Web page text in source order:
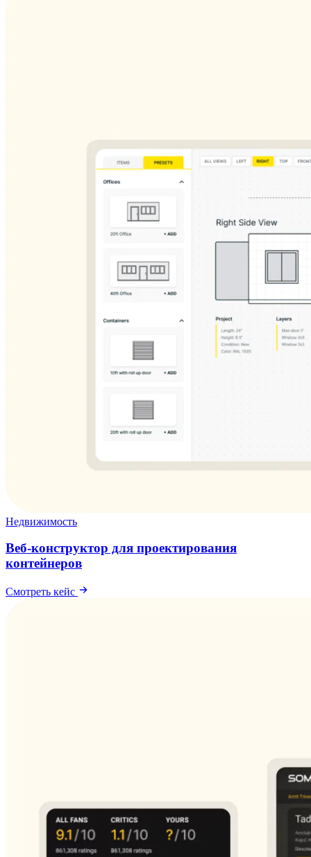
Недвижимость
Веб-конструктор для проектирования
контейнеров
Смотреть кейс